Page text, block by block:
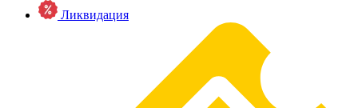
Ликвидация